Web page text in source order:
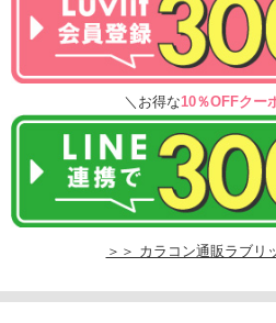
＼お得な10％OFFクー
＞＞ カラコン通販ラブリ